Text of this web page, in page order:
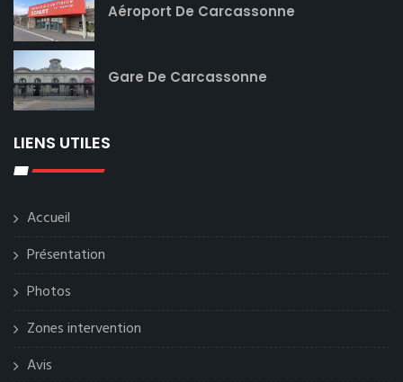
Aéroport De Carcassonne
Gare De Carcassonne
LIENS UTILES
Accueil
Présentation
Photos
Zones intervention
Avis